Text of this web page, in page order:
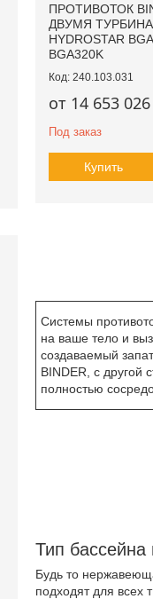
ПРОТИВОТОК
ДВУМЯ
HYDROSTAR
BGA320K
240.103.031
от 14 653
Под заказ
Купить
Системы
на ваше тело и
создаваемый
BINDER, с другой
полностью
Тип бассейна
Будь то
подходят для всех